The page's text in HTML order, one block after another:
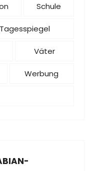
Schule
Tagesspiegel
Väter
Werbung